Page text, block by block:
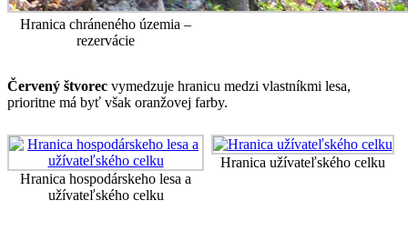
Hranica chráneného územia –
rezervácie
Červený štvorec vymedzuje hranicu medzi vlastníkmi lesa,
prioritne má byť však oranžovej farby.
Hranica hospodárskeho lesa a
užívateľského celku
Hranica užívateľského celku